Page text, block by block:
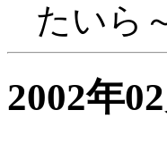
たいら
2002年